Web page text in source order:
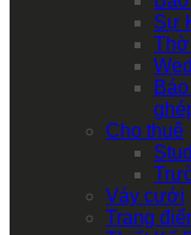
Sự
Cho thuê
Váy cưới
Trang